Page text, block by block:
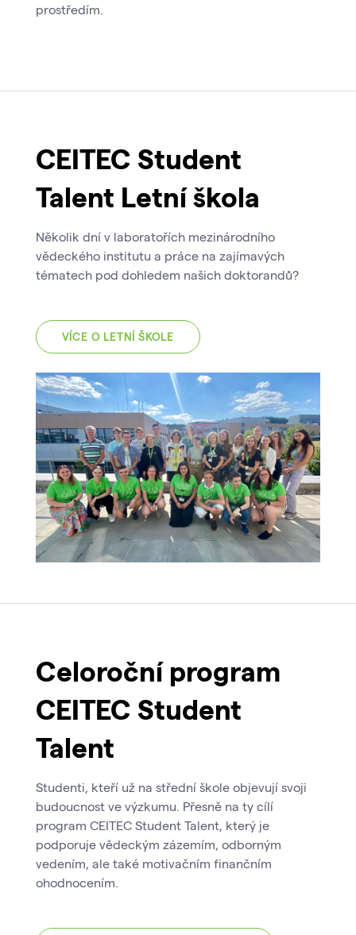
prostředím.
CEITEC Student
Talent Letní škola
Několik dní v laboratořích mezinárodního
vědeckého institutu a práce na zajímavých
tématech pod dohledem našich doktorandů?
VÍCE O LETNÍ ŠKOLE
Celoroční program
CEITEC Student
Talent
Studenti, kteří už na střední škole objevují svoji
budoucnost ve výzkumu. Přesně na ty cílí
program CEITEC Student Talent, který je
podporuje vědeckým zázemím, odborným
vedením, ale také motivačním finančním
ohodnocením.